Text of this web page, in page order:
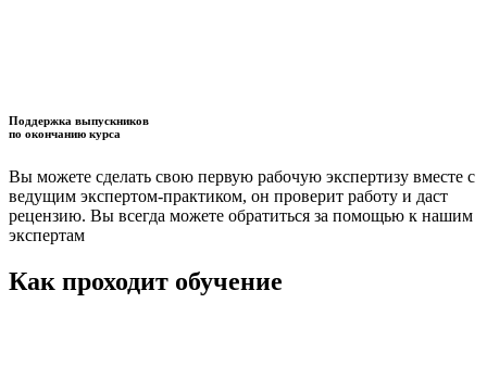
Поддержка выпускников
по окончанию курса
Вы можете сделать свою первую рабочую экспертизу вместе с
ведущим экспертом-практиком, он проверит работу и даст
рецензию. Вы всегда можете обратиться за помощью к нашим
экспертам
Как проходит обучение